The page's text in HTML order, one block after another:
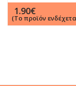
1.90€
(Το προϊόν